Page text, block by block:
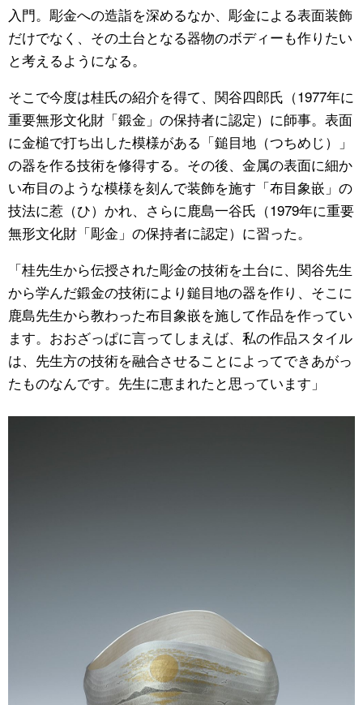
入門。彫金への造詣を深めるなか、彫金による表面装飾
だけでなく、その土台となる器物のボディーも作りたい
と考えるようになる。
そこで今度は桂氏の紹介を得て、関谷四郎氏（1977年に
重要無形文化財「鍛金」の保持者に認定）に師事。表面
に金槌で打ち出した模様がある「鎚目地（つちめじ）」
の器を作る技術を修得する。その後、金属の表面に細か
い布目のような模様を刻んで装飾を施す「布目象嵌」の
技法に惹（ひ）かれ、さらに鹿島一谷氏（1979年に重要
無形文化財「彫金」の保持者に認定）に習った。
「桂先生から伝授された彫金の技術を土台に、関谷先生
から学んだ鍛金の技術により鎚目地の器を作り、そこに
鹿島先生から教わった布目象嵌を施して作品を作ってい
ます。おおざっぱに言ってしまえば、私の作品スタイル
は、先生方の技術を融合させることによってできあがっ
たものなんです。先生に恵まれたと思っています」